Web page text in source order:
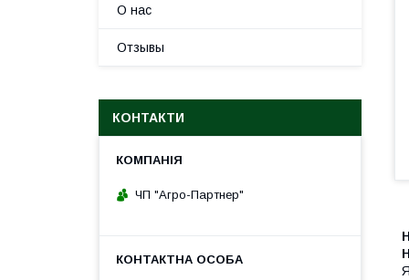
О нас
Отзывы
КОНТАКТИ
ЧП "Агро-Партнер"